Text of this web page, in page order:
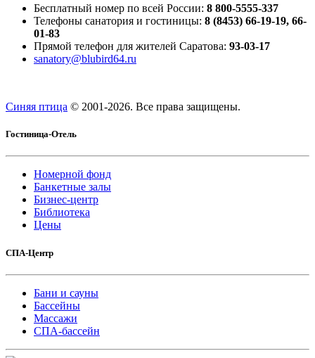
Бесплатный номер по всей России: 8 800-5555-337
Телефоны санатория и гостиницы: 8 (8453) 66-19-19, 66-
01-83
Прямой телефон для жителей Саратова: 93-03-17
sanatory@blubird64.ru
Синяя птица © 2001-2026. Все права защищены.
Гостиница-Отель
Номерной фонд
Банкетные залы
Бизнес-центр
Библиотека
Цены
СПА-Центр
Бани и сауны
Бассейны
Массажи
СПА-бассейн